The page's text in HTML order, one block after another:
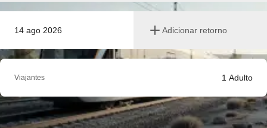
14 ago 2026 Adicionar retorno
Viajantes 1 Adulto